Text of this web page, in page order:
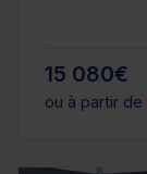
15 080€
ou à partir de